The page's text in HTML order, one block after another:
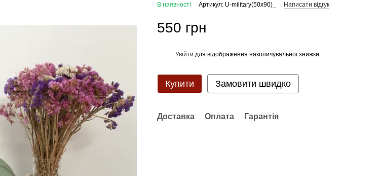
В наявності Артикул: U-military(50x90)_ Написати відгук
550 грн
Увійти для відображення накопичувальної знижки
Купити Замовити швидко
Доставка Оплата Гарантія